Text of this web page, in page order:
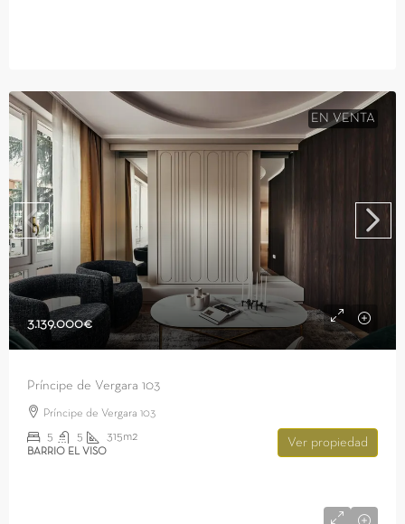
EN VENTA
3.139.000€
Príncipe de Vergara 103
Príncipe de Vergara 103
5 5 315m2
BARRIO EL VISO
Ver propiedad